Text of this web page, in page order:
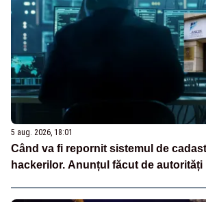
5 aug. 2026, 18:01
Când va fi repornit sistemul de
hackerilor. Anunțul făcut de autorități